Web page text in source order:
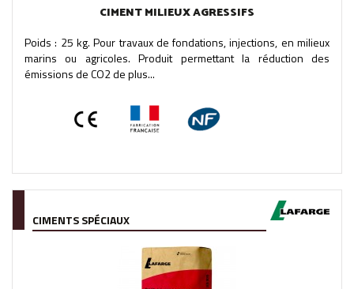
CIMENT MILIEUX AGRESSIFS
Poids : 25 kg. Pour travaux de fondations, injections, en milieux
marins ou agricoles. Produit permettant la réduction des
émissions de CO2 de plus...
CIMENTS SPÉCIAUX